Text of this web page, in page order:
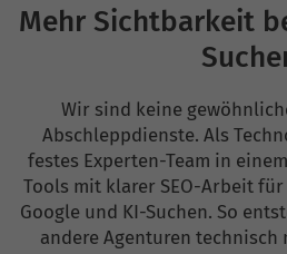
Mehr Sichtbarkeit
Wir sind keine
Abschleppdienste. Als
festes Experten-Team in
Tools mit klarer SEO-Arbeit
Google und KI-Suchen. So
andere Agenturen